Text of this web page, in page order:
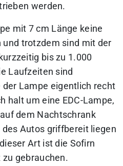
werden.
mit 7 cm Länge keine
trotzdem sind mit der
bis zu 1.000
Laufzeiten sind
der Lampe eigentlich recht
halt um eine EDC-Lampe,
dem Nachtschrank
Autos griffbereit liegen
Art ist die Sofirn
gebrauchen.